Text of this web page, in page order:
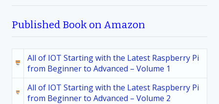
Published Book on Amazon
All of IOT Starting with the Latest Raspberry Pi
from Beginner to Advanced – Volume 1
All of IOT Starting with the Latest Raspberry Pi
from Beginner to Advanced – Volume 2